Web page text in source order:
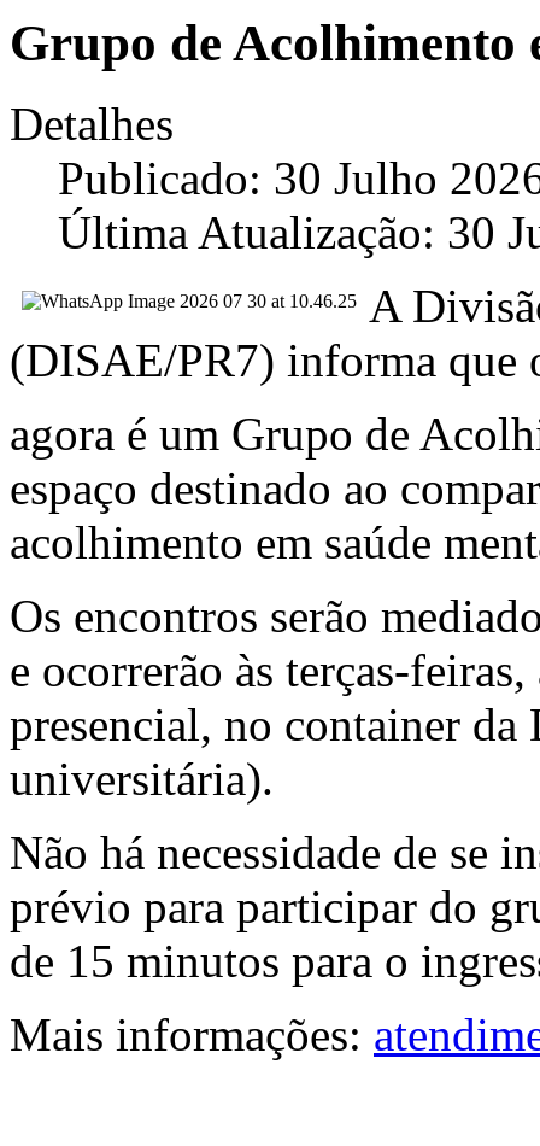
Grupo de Acolhimento
Detalhes
Publicado: 30 Julho
Última Atualização: 30
A
(DISAE/PR7) informa que
agora é um Grupo de
espaço destinado ao
acolhimento em saúde
Os encontros serão
e ocorrerão às terças-
presencial, no container da
universitária).
Não há necessidade de se
prévio para participar do
de 15 minutos para o
Mais informações: